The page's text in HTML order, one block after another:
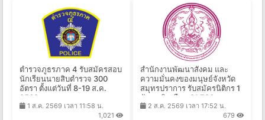
ตำรวจภูธรภาค 4 รับสมัครสอบ
นักเรียนนายสิบตำรวจ 300
อัตรา ตั้งแต่วันที่ 8-19 ส.ค.
2569
1 ส.ค. 2569 เวลา 11:58 น.
1,021
สำนักงานพัฒนาสังคม และ
ความมั่นคงของมนุษย์จังหวัด
สมุทรปราการ รับสมัครนิติกร 1
อัตรา เงินเดือน 21,780 บาท
ตั้งแต่วันที่ 31 ก.ค. - 14 ส.ค.
2 ส.ค. 2569 เวลา 17:52 น.
679